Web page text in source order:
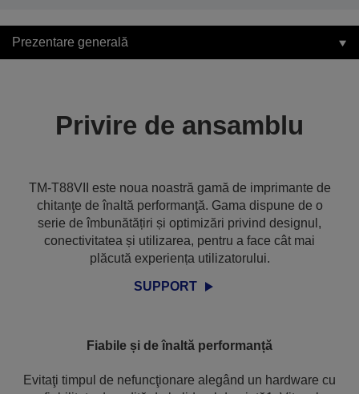
Prezentare generală
Privire de ansamblu
TM-T88VII este noua noastră gamă de imprimante de
chitanţe de înaltă performanţă. Gama dispune de o
serie de îmbunătățiri și optimizări privind designul,
conectivitatea și utilizarea, pentru a face cât mai
plăcută experiența utilizatorului.
SUPPORT
Fiabile și de înaltă performanță
Evitaţi timpul de nefuncţionare alegând un hardware cu